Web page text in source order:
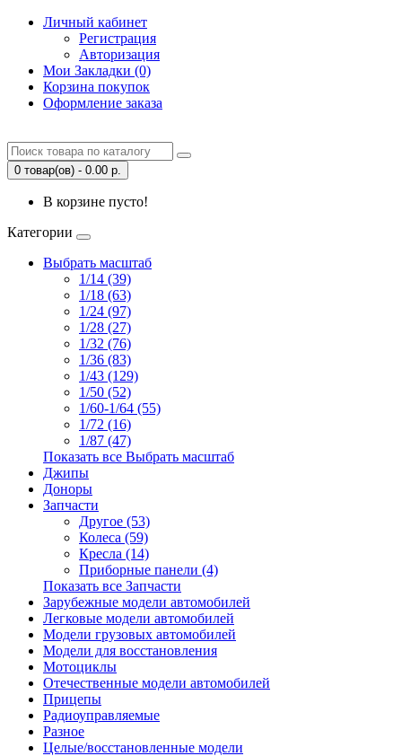
Личный кабинет
Регистрация
Авторизация
Мои Закладки (0)
Корзина покупок
Оформление заказа
0 товар(ов) - 0.00 р.
В корзине пусто!
Категории
Выбрать масштаб
1/14 (39)
1/18 (63)
1/24 (97)
1/28 (27)
1/32 (76)
1/36 (83)
1/43 (129)
1/50 (52)
1/60-1/64 (55)
1/72 (16)
1/87 (47)
Показать все Выбрать масштаб
Джипы
Доноры
Запчасти
Другое (53)
Колеса (59)
Кресла (14)
Приборные панели (4)
Показать все Запчасти
Зарубежные модели автомобилей
Легковые модели автомобилей
Модели грузовых автомобилей
Модели для восстановления
Мотоциклы
Отечественные модели автомобилей
Прицепы
Радиоуправляемые
Разное
Целые/восстановленные модели